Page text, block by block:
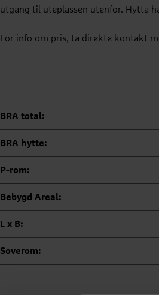
utgang til uteplassen utenfor. Hytta
For info om pris, ta direkte kontakt
BRA total:
BRA hytte:
P-rom:
Bebygd Areal:
L x B:
Soverom: